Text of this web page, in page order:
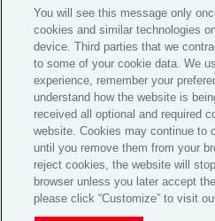
Global Home
Informatie voor investeerders
Privacy Statement
Algemene voorwaarden
You will see this message only
cookies and similar technologies
device. Third parties that we
to some of your cookie data. We
experience, remember your
understand how the website is
received all optional and required
website. Cookies may continue to
until you remove them from your
reject cookies, the website will
browser unless you later accept
please click “Customize” to visit